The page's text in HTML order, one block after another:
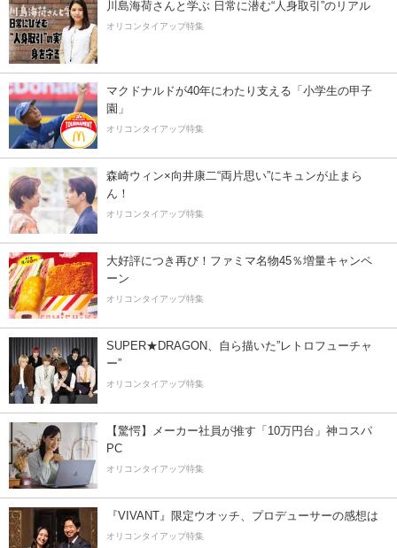
川島海荷さんと学ぶ 日常に潜む“人身取引”のリアル
オリコンタイアップ特集
マクドナルドが40年にわたり支える「小学生の甲子
園」
オリコンタイアップ特集
森崎ウィン×向井康二“両片思い”にキュンが止まら
ん！
オリコンタイアップ特集
大好評につき再び！ファミマ名物45％増量キャンペ
ーン
オリコンタイアップ特集
SUPER★DRAGON、自ら描いた”レトロフューチャ
ー”
オリコンタイアップ特集
【驚愕】メーカー社員が推す「10万円台」神コスパ
PC
オリコンタイアップ特集
『VIVANT』限定ウオッチ、プロデューサーの感想は
オリコンタイアップ特集